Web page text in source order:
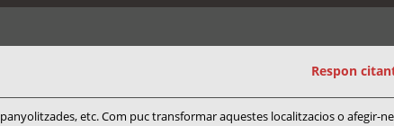
Respon
etc. Com puc transformar aquestes localitzacios o afegir-